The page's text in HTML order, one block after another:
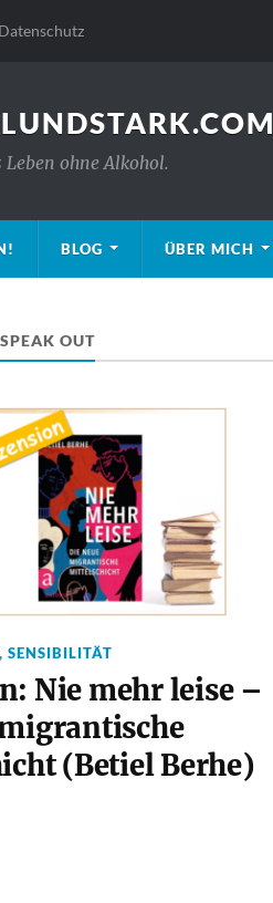
Datenschutz
ohne Alkohol.
BLOG ÜBER MICH
SPEAK OUT
, SENSIBILITÄT
Nie mehr leise –
(Betiel Berhe)